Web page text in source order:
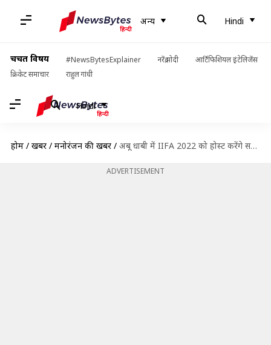
अन्य Hindi
चर्चित विषय #NewsBytesExplainer नरेंद्र मोदी
आर्टिफिशियल इंटेलिजेंस
क्रिकेट समाचार
राहुल गांधी
Hindi
होम / खबरें / मनोरंजन की खबरें / अबू धाबी में IIFA 2022 को होस्ट करेंगे सलमान खान
ADVERTISEMENT